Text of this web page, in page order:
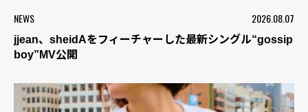
NEWS 2026.08.07
jjean、sheidAをフィーチャーした最新シングル“gossip
boy”MV公開